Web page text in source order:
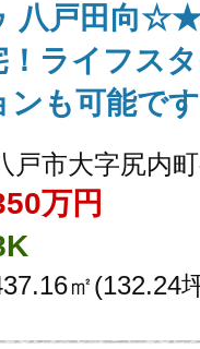
八戸田向
！ライフス
ンも可能で
戸市大字尻内
万円
㎡(132.24